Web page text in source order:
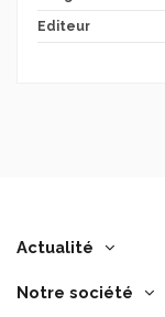
Editeur
Actualité
Notre société